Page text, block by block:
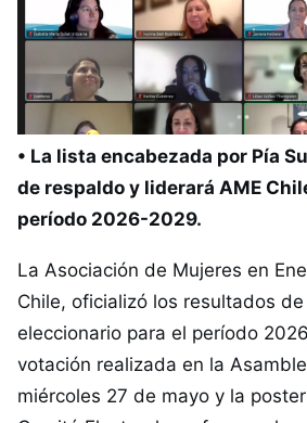
• La lista encabezada por Pía
de respaldo y liderará AME
período 2026-2029.
La Asociación de Mujeres en
Chile, oficializó los resultados
eleccionario para el período
votación realizada en la
miércoles 27 de mayo y la